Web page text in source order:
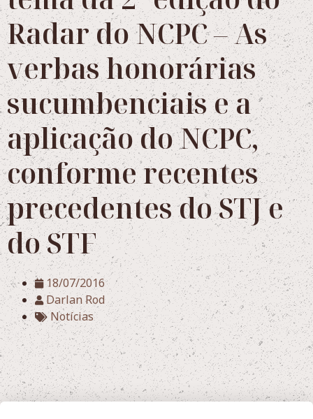
Radar do NCPC – As
verbas honorárias
sucumbenciais e a
aplicação do NCPC,
conforme recentes
precedentes do STJ e
do STF
18/07/2016
Darlan Rod
Notícias